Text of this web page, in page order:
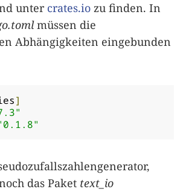
unter crates.io zu finden. In
müssen die
Abhängigkeiten eingebunden
]
das Paket text_io